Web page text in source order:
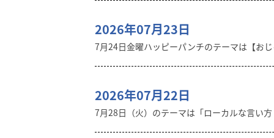
2026年07月23日
7月24日金曜ハッピーパンチのテーマは【お
2026年07月22日
7月28日（火）のテーマは「ローカルな言い方